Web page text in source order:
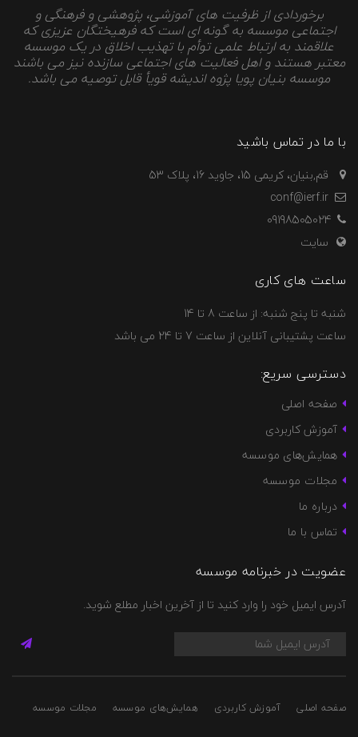
برخوردادی از ظرفیت های آموزشی، پژوهشی و فرهنگی و
اجتماعی موسسه به گونه ای است که فرهیختگان عزیزی که
علاقمند به ارتباط علمی توأم با تهذیب اخلاق در یک موسسه
معتبر هستند و اهل فعالیت های اجتماعی سازنده نیز می باشند
موسسه بنیان پویا پژوه اندیشه قویأ قابل توصیه می باشد.
با ما در تماس باشید
قم,بنیان، کریمی 15، جاوید 16، پلاک 53
09198505024
سایت
ساعت های کاری
شنبه تا پنج شنبه: از ساعت 8 تا 14
ساعت پشتیبانی آنلاین از ساعت 7 تا 24 می باشد
دسترسی سریع:
صفحه اصلی
آموزش کاربردی
همایش‌های موسسه
مجلات موسسه
درباره ما
تماس با ما
عضویت در خبرنامه موسسه
آدرس ایمیل خود را وارد کنید تا از آخرین اخبار مطلع شوید.
صفحه اصلی آموزش کاربردی همایش‌های موسسه
مجلات موسسه